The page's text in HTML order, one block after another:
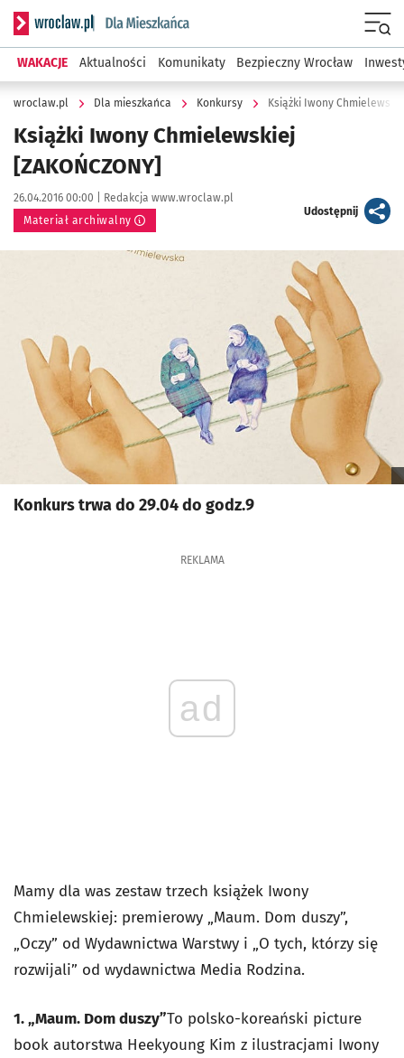
Serwis informacyjny wroclaw.pl podserwis: Dla mieszkańca
WAKACJE Aktualności Komunikaty Bezpieczny Wrocław
wroclaw.pl Dla mieszkańca Konkursy Książki Iwony
Książki Iwony Chmielewskiej
[ZAKOŃCZONY]
Data publikacji:
26.04.2016 00:00 | Autor:
Redakcja www.wroclaw.pl
Materiał archiwalny
Udostępnijartykuł
Kliknij, aby powiększyć
Konkurs trwa do 29.04 do godz.9
REKLAMA
ad
Mamy dla was zestaw trzech książek Iwony
Chmielewskiej: premierowy „Maum. Dom duszy”,
„Oczy” od Wydawnictwa Warstwy i „O tych, którzy się
rozwijali” od wydawnictwa Media Rodzina.
1. „Maum. Dom duszy”To polsko-koreański picture
book autorstwa Heekyoung Kim z ilustracjami Iwony